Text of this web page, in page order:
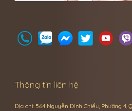
Thông tin liên hệ
Địa chỉ: 564 Nguyễn Đình Chiểu, Phường 4,